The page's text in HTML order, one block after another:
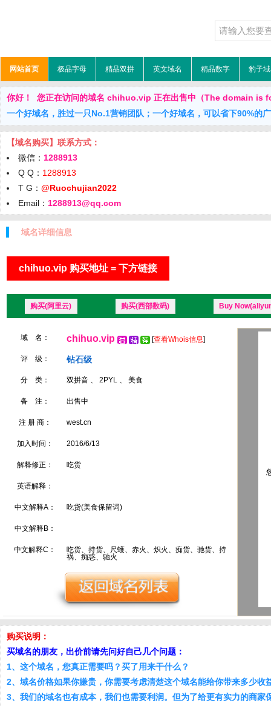
网站首页 极品字母 精品双拼 英文域名 精品数字 豹子
你好！ 您正在访问的域名 chihuo.vip 正在出售中（The domain is
一个好域名，胜过一只No.1营销团队；一个好域名，可以省下90%的
【域名购买】联系方式：
微信： 1288913
Q Q： 1288913
T G： @Ruochujian2022
Email： 1288913@qq.com
域名详细信息
chihuo.vip 购买地址 = 下方链接
购买(阿里云) 购买(西部数码) Buy
域 名： chihuo.vip [查看Whois信息]
评 级： 钻石级
分 类： 双拼音 、 2PYL 、 美食
备 注： 出售中
注 册 商： west.cn
加入时间： 2016/6/13
解释修正： 吃货
英语解释：
中文解释A： 吃货(美食保留词)
中文解释B：
中文解释C：
吃货、持货、尺蠖、赤火、炽火、痴货、驰货、持
祸、痴惑、驰火
购买说明：
买域名的朋友，出价前请先问好自己几个问题：
1、这个域名，您真正需要吗？买了用来干什么？
2、域名价格如果你嫌贵，你需要考虑清楚这个域名能给你带来多少收
3、我们的域名也有成本，我们也需要利润。但为了给更有实力的商家